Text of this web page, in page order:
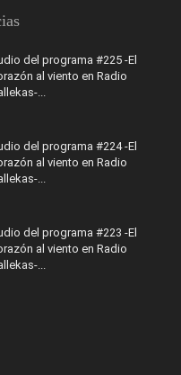
del programa #225 -El
al viento en Radio
...
del programa #224 -El
al viento en Radio
...
del programa #223 -El
al viento en Radio
...